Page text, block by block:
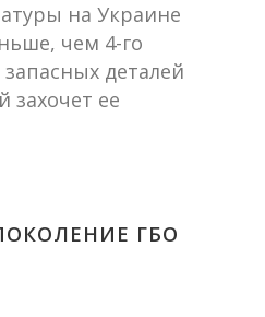
на Украине
чем 4-го
деталей
захочет ее
ГБО